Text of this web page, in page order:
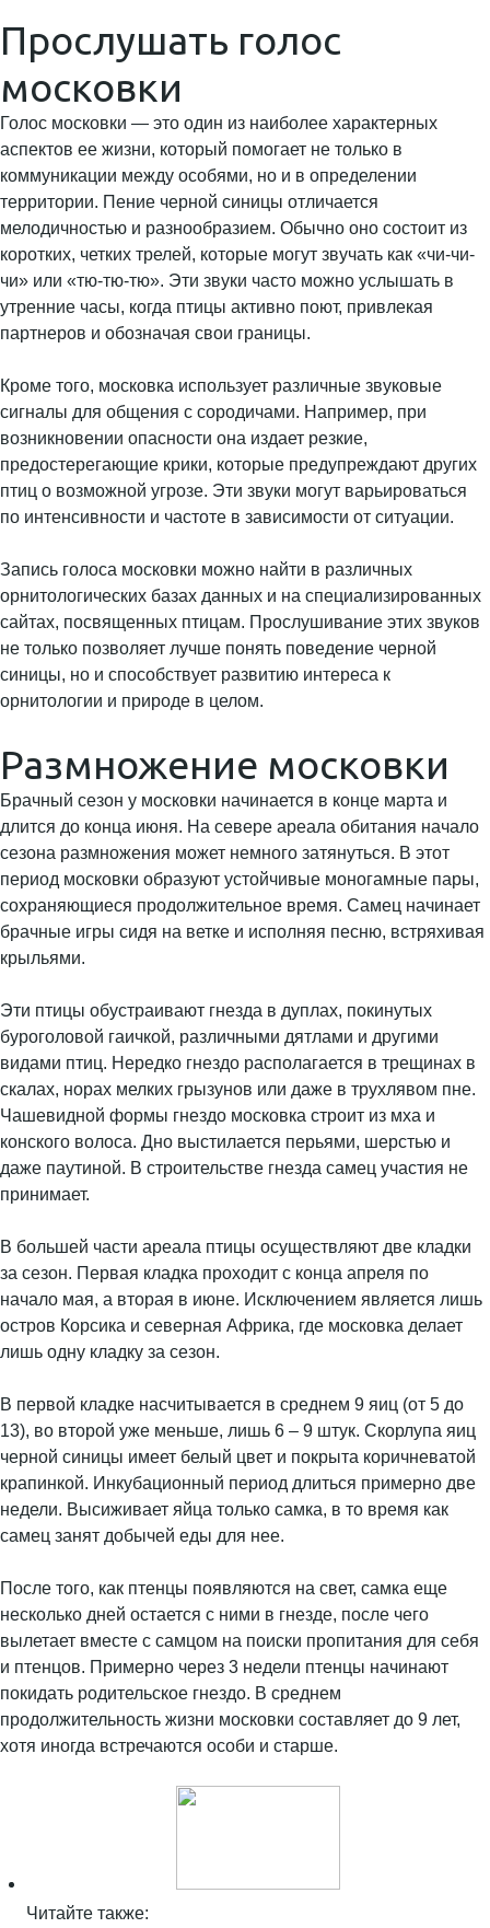
Прослушать голос
московки
Голос московки — это один из наиболее характерных
аспектов ее жизни, который помогает не только в
коммуникации между особями, но и в определении
территории. Пение черной синицы отличается
мелодичностью и разнообразием. Обычно оно состоит из
коротких, четких трелей, которые могут звучать как «чи-чи-
чи» или «тю-тю-тю». Эти звуки часто можно услышать в
утренние часы, когда птицы активно поют, привлекая
партнеров и обозначая свои границы.
Кроме того, московка использует различные звуковые
сигналы для общения с сородичами. Например, при
возникновении опасности она издает резкие,
предостерегающие крики, которые предупреждают других
птиц о возможной угрозе. Эти звуки могут варьироваться
по интенсивности и частоте в зависимости от ситуации.
Запись голоса московки можно найти в различных
орнитологических базах данных и на специализированных
сайтах, посвященных птицам. Прослушивание этих звуков
не только позволяет лучше понять поведение черной
синицы, но и способствует развитию интереса к
орнитологии и природе в целом.
Размножение московки
Брачный сезон у московки начинается в конце марта и
длится до конца июня. На севере ареала обитания начало
сезона размножения может немного затянуться. В этот
период московки образуют устойчивые моногамные пары,
сохраняющиеся продолжительное время. Самец начинает
брачные игры сидя на ветке и исполняя песню, встряхивая
крыльями.
Эти птицы обустраивают гнезда в дуплах, покинутых
буроголовой гаичкой, различными дятлами и другими
видами птиц. Нередко гнездо располагается в трещинах в
скалах, норах мелких грызунов или даже в трухлявом пне.
Чашевидной формы гнездо московка строит из мха и
конского волоса. Дно выстилается перьями, шерстью и
даже паутиной. В строительстве гнезда самец участия не
принимает.
В большей части ареала птицы осуществляют две кладки
за сезон. Первая кладка проходит с конца апреля по
начало мая, а вторая в июне. Исключением является лишь
остров Корсика и северная Африка, где московка делает
лишь одну кладку за сезон.
В первой кладке насчитывается в среднем 9 яиц (от 5 до
13), во второй уже меньше, лишь 6 – 9 штук. Скорлупа яиц
черной синицы имеет белый цвет и покрыта коричневатой
крапинкой. Инкубационный период длиться примерно две
недели. Высиживает яйца только самка, в то время как
самец занят добычей еды для нее.
После того, как птенцы появляются на свет, самка еще
несколько дней остается с ними в гнезде, после чего
вылетает вместе с самцом на поиски пропитания для себя
и птенцов. Примерно через 3 недели птенцы начинают
покидать родительское гнездо. В среднем
продолжительность жизни московки составляет до 9 лет,
хотя иногда встречаются особи и старше.
Читайте также: